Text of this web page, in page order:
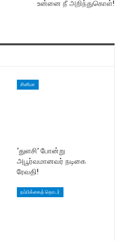
உன்னை நீ அறிந்துகொள்!
சினிமா
‘துளசி’ போன்று
அபூர்வமானவர் நடிகை
ரேவதி!
நம்பிக்கைத் தொடர்